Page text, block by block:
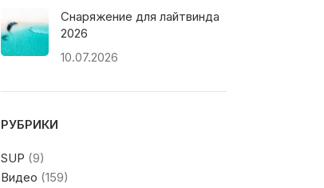
Снаряжение для лайтвинда
2026
10.07.2026
РУБРИКИ
SUP (9)
Видео (159)